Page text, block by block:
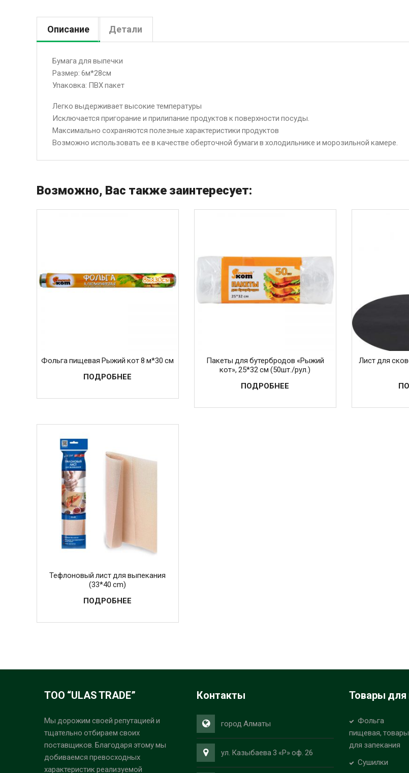
Описание Детали
Бумага для выпечки
Размер: 6м*28см
Упаковка: ПВХ пакет
Легко выдерживает высокие температуры
Исключается пригорание и прилипание продуктов к поверхности посуды.
Максимально сохраняются полезные характеристики продуктов
Возможно использовать ее в качестве оберточной бумаги в холодильнике и морозильной камере.
Возможно, Вас также заинтересует:
Фольга пищевая Рыжий кот 8 м*30 см
ПОДРОБНЕЕ
Пакеты для бутербродов «Рыжий
кот», 25*32 см (50шт./рул.)
ПОДРОБНЕЕ
Лист для
Тефлоновый лист для выпекания
(33*40 cm)
ПОДРОБНЕЕ
ТОО “ULAS TRADE”
Мы дорожим своей репутацией и
тщательно отбираем своих
поставщиков. Благодаря этому мы
добиваемся превосходных
характеристик реализуемой
Контакты
город Алматы
ул. Казыбаева 3 «Р» оф. 26
Товары для
Фольга
пищевая, товары
для запекания
Сушилки